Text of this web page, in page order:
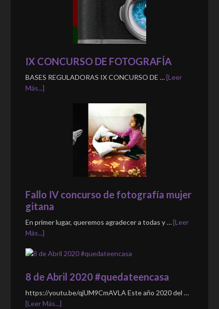
IX CONCURSO DE FOTOGRAFÍA
BASES REGULADORAS IX CONCURSO DE …[Leer
Más...]
Fallo IV concurso de fotografía mujer
gitana
En primer lugar, queremos agradecer a todas y …[Leer
Más...]
8 de Abril 2020 #quedateencasa
https://youtu.be/qjUM9CmAVLA Este año 2020 del …
[Leer Más...]